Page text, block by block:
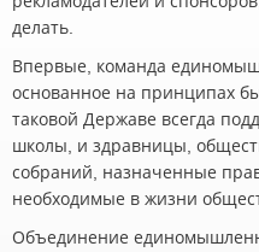
делать.
Впервые, команда
основанное на принципах
таковой Державе всегда
школы, и здравницы,
собраний, назначенные
необходимые в жизни
Объединение